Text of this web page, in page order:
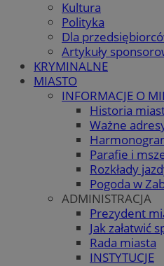
Kultura
Polityka
Dla
Artykuły
KRYMINALNE
MIASTO
INFORMACJE O
Historia
Ważne
Parafie i
Rozkłady
Pogoda w
ADMINISTRACJA
Prezydent
Jak załatwić
Rada miasta
INSTYTUCJE